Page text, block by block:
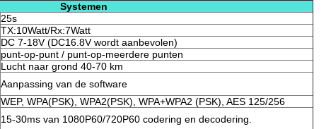
Systemen
25s
TX:10Watt/Rx:7Watt
DC 7-18V (DC16.8V wordt aanbevolen)
punt-op-punt / punt-op-meerdere punten
Lucht naar grond 40-70 km
Aanpassing van de software
WEP, WPA(PSK), WPA2(PSK), WPA+WPA2 (PSK), AES 125/256
15-30ms van 1080P60/720P60 codering en decodering.